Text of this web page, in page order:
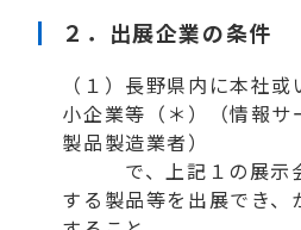
２． 出展企業の条件
（１）長野県内に本社
小企業等（＊）（情報
製品製造業者）
で、上記１の展示会
する製品等を出展でき、